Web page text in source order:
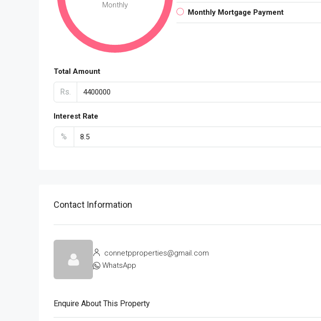
Monthly
Monthly Mortgage Payment
Total Amount
Rs.
Interest Rate
%
Contact Information
connetpproperties@gmail.com
WhatsApp
Enquire About This Property